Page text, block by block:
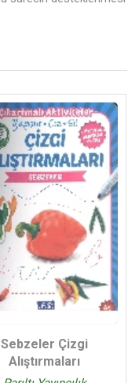
Sebzeler Çizgi
Alıştırmaları